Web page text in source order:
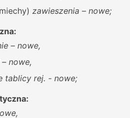
zawieszenia – nowe;
– nowe,
nowe,
tablicy rej. - nowe;